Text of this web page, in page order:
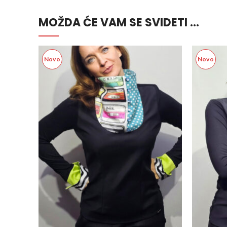
MOŽDA ĆE VAM SE SVIDETI …
Novo Novo